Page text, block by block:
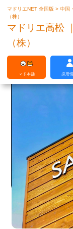
マドリエNET 全国版>中国
（株）
マドリエ高松
（株）
マド本舗 採用